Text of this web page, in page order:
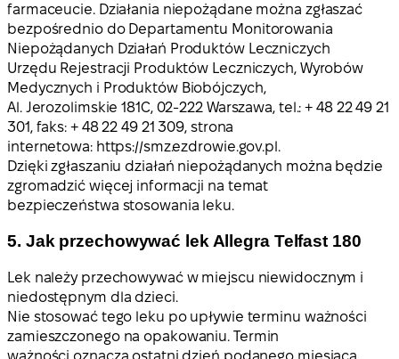
farmaceucie. Działania niepożądane można zgłaszać
bezpośrednio do Departamentu Monitorowania
Niepożądanych Działań Produktów Leczniczych
Urzędu Rejestracji Produktów Leczniczych, Wyrobów
Medycznych i Produktów Biobójczych,
Al. Jerozolimskie 181C, 02-222 Warszawa, tel.: + 48 22 49 21
301, faks: + 48 22 49 21 309, strona
internetowa: https://smz.ezdrowie.gov.pl.
Dzięki zgłaszaniu działań niepożądanych można będzie
zgromadzić więcej informacji na temat
bezpieczeństwa stosowania leku.
5. Jak przechowywać lek Allegra Telfast 180
Lek należy przechowywać w miejscu niewidocznym i
niedostępnym dla dzieci.
Nie stosować tego leku po upływie terminu ważności
zamieszczonego na opakowaniu. Termin